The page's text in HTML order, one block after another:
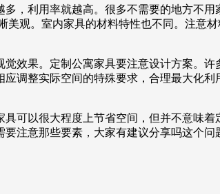
，利用率就越高。很多不需要的地方不
观。室内家具的材料特性也不同。注意
效果。定制公寓家具要注意设计方案。
调整实际空间的特殊要求，合理最大化
可以很大程度上节省空间，但并不意味
注意那些要素，大家有建议分享吗这个问